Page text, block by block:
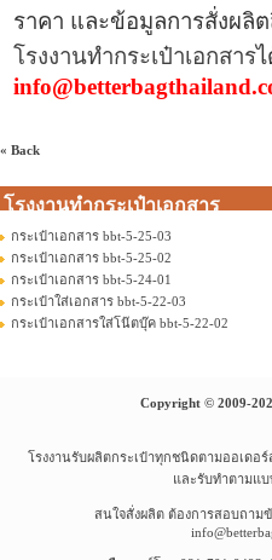
ราคา และข้อมูลการสั่งผลิ
โรงงานทำกระเป๋าเอกสาร
« Back
โรงงานทำกระเป๋าเอกสาร
กระเป๋าเอกสาร bbt-5-25-03
กระเป๋าเอกสาร bbt-5-25-02
กระเป๋าเอกสาร bbt-5-24-01
กระเป๋าใส่เอกสาร bbt-5-22-03
กระเป๋าเอกสารใส่โน๊ตบุ๊ค bbt-5-22-02
Copyright © 2009-
โรงงานรับผลิตกระเป๋าทุกชนิดตามออเดอ
และรับทำตามแ
สนใจสั่งผลิต ต้องการสอบถาม